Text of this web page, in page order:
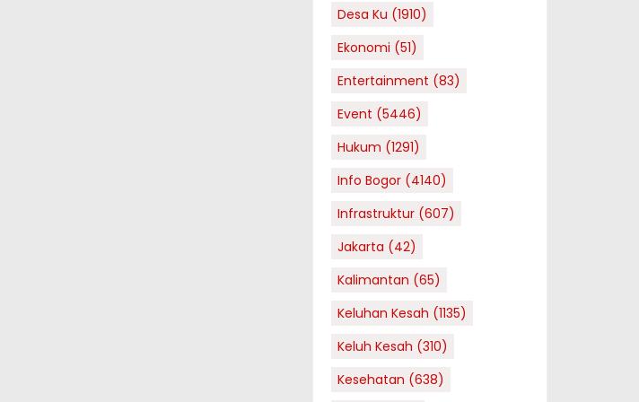
Desa Ku (1910)
Ekonomi (51)
Entertainment (83)
Event (5446)
Hukum (1291)
Info Bogor(4140)
Infrastruktur(607)
Jakarta (42)
Kalimantan (65)
Keluhan Kesah (1135)
Keluh Kesah (310)
Kesehatan (638)